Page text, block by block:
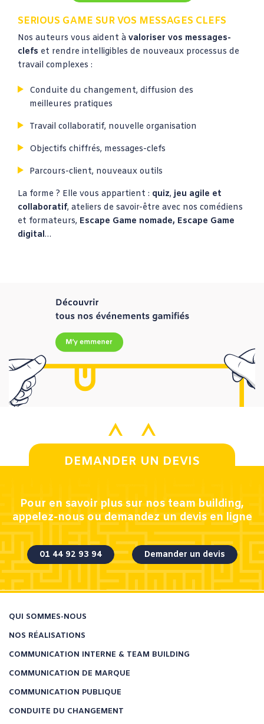
SERIOUS GAME SUR VOS MESSAGES CLEFS
Nos auteurs vous aident à valoriser vos messages-
clefs et rendre intelligibles de nouveaux processus de
travail complexes :
Conduite du changement, diffusion des
meilleures pratiques
Travail collaboratif, nouvelle organisation
Objectifs chiffrés, messages-clefs
Parcours-client, nouveaux outils
La forme ? Elle vous appartient : quiz,jeu agile et
collaboratif, ateliers de savoir-être avec nos comédiens
et formateurs, Escape Game nomade, Escape Game
digital…
DEMANDER UN DEVIS
Pour en savoir plus sur nos team building,
appelez-nous ou demandez un devis en ligne
01 44 92 93 94 Demander un devis
QUI SOMMES-NOUS
NOS RÉALISATIONS
COMMUNICATION INTERNE & TEAM BUILDING
COMMUNICATION DE MARQUE
COMMUNICATION PUBLIQUE
CONDUITE DU CHANGEMENT